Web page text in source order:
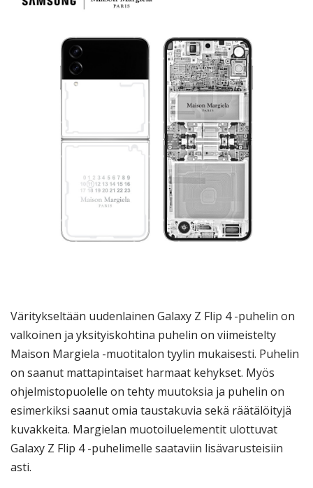
Väritykseltään uudenlainen Galaxy Z Flip 4 -puhelin on
valkoinen ja yksityiskohtina puhelin on viimeistelty
Maison Margiela -muotitalon tyylin mukaisesti. Puhelin
on saanut mattapintaiset harmaat kehykset. Myös
ohjelmistopuolelle on tehty muutoksia ja puhelin on
esimerkiksi saanut omia taustakuvia sekä räätälöityjä
kuvakkeita. Margielan muotoiluelementit ulottuvat
Galaxy Z Flip 4 -puhelimelle saataviin lisävarusteisiin
asti.